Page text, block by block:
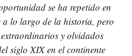
se ha repetido en
a lo largo de la historia, pero
y olvidados
siglo XIX en el continente